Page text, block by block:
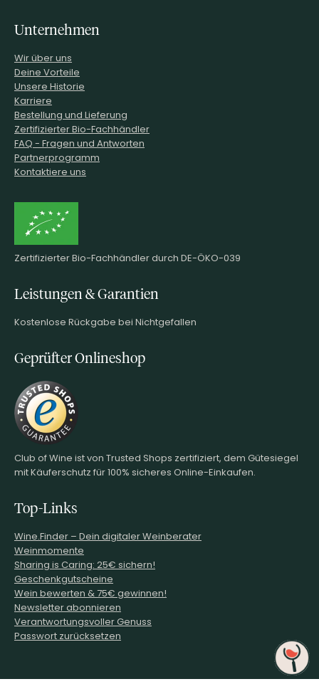
Unternehmen
Wir über uns
Deine Vorteile
Unsere Historie
Karriere
Bestellung und Lieferung
Zertifizierter Bio-Fachhändler
FAQ - Fragen und Antworten
Partnerprogramm
Kontaktiere uns
Zertifizierter Bio-Fachhändler durch DE-ÖKO-039
Leistungen & Garantien
Kostenlose Rückgabe bei Nichtgefallen
Geprüfter Onlineshop
Club of Wine ist von Trusted Shops zertifiziert, dem Gütesiegel
mit Käuferschutz für 100% sicheres Online-Einkaufen.
Top-Links
Wine.Finder – Dein digitaler Weinberater
Weinmomente
Sharing is Caring: 25€ sichern!
Geschenkgutscheine
Wein bewerten & 75€ gewinnen!
Newsletter abonnieren
Verantwortungsvoller Genuss
Passwort zurücksetzen